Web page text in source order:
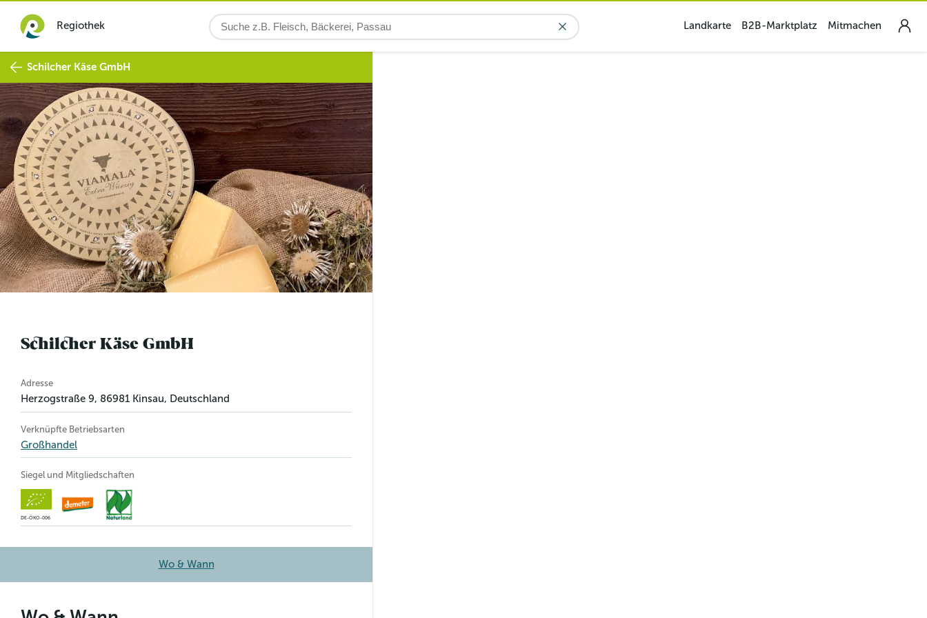
Regiothek Landkarte B2B-Marktplatz Mitmachen
Schilcher Käse GmbH
Schilcher Käse GmbH
Betriebsinformation
Adresse
Herzogstraße 9, 86981 Kinsau, Deutschland
Verknüpfte Betriebsarten
Großhandel
Siegel und Mitgliedschaften
DE-ÖKO-006
Wo & Wann